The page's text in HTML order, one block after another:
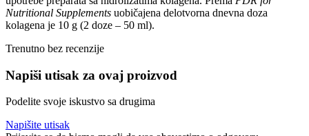
Nutritional Supplements uobičajena delotvorna dnevna doza
kolagena je 10 g (2 doze – 50 ml).
Trenutno bez recenzije
Napiši utisak za ovaj proizvod
Podelite svoje iskustvo sa drugima
Napišite utisak